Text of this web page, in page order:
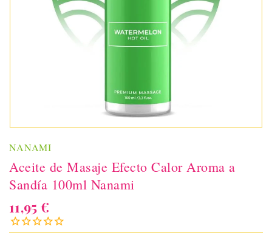
NANAMI
Aceite de Masaje Efecto Calor Aroma a
Sandía 100ml Nanami
11,95 €